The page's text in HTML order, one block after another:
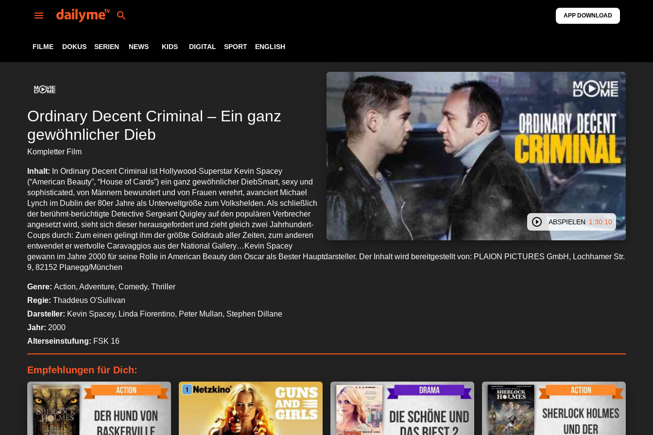
APP DOWNLOAD
FILME DOKUS SERIEN NEWS KIDS DIGITAL SPORT ENGLISH
ABSPIELEN 1:30:10
Ordinary Decent Criminal – Ein ganz
gewöhnlicher Dieb
Kompletter Film
Inhalt: In Ordinary Decent Criminal ist Hollywood-Superstar Kevin Spacey
(“American Beauty”, “House of Cards”) ein ganz gewöhnlicher DiebSmart, sexy und
sophisticated, von Männern bewundert und von Frauen verehrt, avanciert Michael
Lynch im Dublin der 80er Jahre als Unterweltgröße zum Volkshelden. Als schließlich
der berühmt-berüchtigte Detective Sergeant Quigley auf den populären Verbrecher
angesetzt wird, sieht sich dieser herausgefordert und zieht gleich zwei Jahrhundert-
Coups durch: Zum einen gelingt ihm der größte Goldraub aller Zeiten, zum anderen
entwendet er wertvolle Caravaggios aus der National Gallery…Kevin Spacey
gewann im Jahre 2000 für seine Rolle in American Beauty den Oscar als Bester Hauptdarsteller. Der Inhalt wird bereitgestellt von: PLAION PICTURES GmbH, Lochhamer Str.
9, 82152 Planegg/München
Genre: Action, Adventure, Comedy, Thriller
Regie: Thaddeus O'Sullivan
Darsteller: Kevin Spacey, Linda Fiorentino, Peter Mullan, Stephen Dillane
Jahr: 2000
Alterseinstufung: FSK 16
Empfehlungen für Dich: